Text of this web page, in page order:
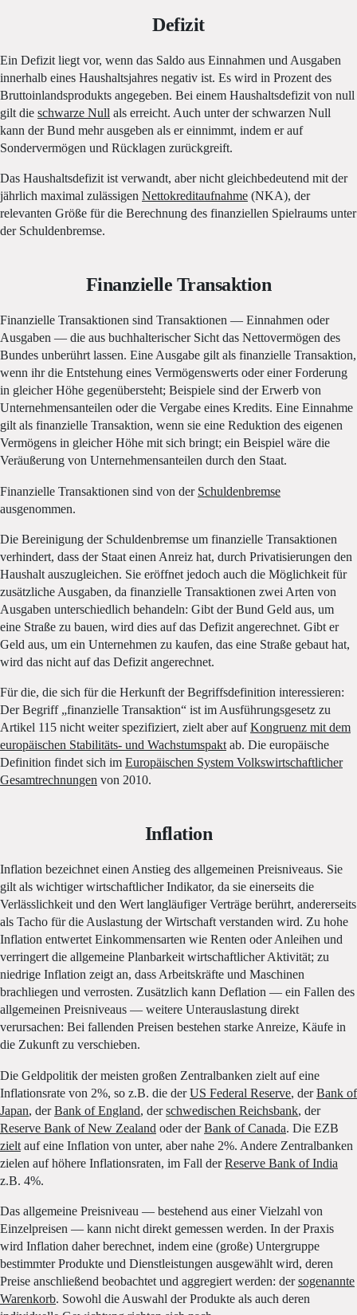
Defizit
Ein Defizit liegt vor, wenn das Saldo aus Einnahmen und Ausgaben
innerhalb eines Haushaltsjahres negativ ist. Es wird in Prozent des
Bruttoinlandsprodukts angegeben. Bei einem Haushaltsdefizit von null
gilt die schwarze Null als erreicht. Auch unter der schwarzen Null
kann der Bund mehr ausgeben als er einnimmt, indem er auf
Sondervermögen und Rücklagen zurückgreift.
Das Haushaltsdefizit ist verwandt, aber nicht gleichbedeutend mit der
jährlich maximal zulässigen Nettokreditaufnahme (NKA), der
relevanten Größe für die Berechnung des finanziellen Spielraums unter
der Schuldenbremse.
Finanzielle Transaktion
Finanzielle Transaktionen sind Transaktionen — Einnahmen oder
Ausgaben — die aus buchhalterischer Sicht das Nettovermögen des
Bundes unberührt lassen. Eine Ausgabe gilt als finanzielle Transaktion,
wenn ihr die Entstehung eines Vermögenswerts oder einer Forderung
in gleicher Höhe gegenübersteht; Beispiele sind der Erwerb von
Unternehmensanteilen oder die Vergabe eines Kredits. Eine Einnahme
gilt als finanzielle Transaktion, wenn sie eine Reduktion des eigenen
Vermögens in gleicher Höhe mit sich bringt; ein Beispiel wäre die
Veräußerung von Unternehmensanteilen durch den Staat.
Finanzielle Transaktionen sind von der Schuldenbremse
ausgenommen.
Die Bereinigung der Schuldenbremse um finanzielle Transaktionen
verhindert, dass der Staat einen Anreiz hat, durch Privatisierungen den
Haushalt auszugleichen. Sie eröffnet jedoch auch die Möglichkeit für
zusätzliche Ausgaben, da finanzielle Transaktionen zwei Arten von
Ausgaben unterschiedlich behandeln: Gibt der Bund Geld aus, um
eine Straße zu bauen, wird dies auf das Defizit angerechnet. Gibt er
Geld aus, um ein Unternehmen zu kaufen, das eine Straße gebaut hat,
wird das nicht auf das Defizit angerechnet.
Für die, die sich für die Herkunft der Begriffsdefinition interessieren:
Der Begriff „finanzielle Transaktion“ ist im Ausführungsgesetz zu
Artikel 115 nicht weiter spezifiziert, zielt aber aufKongruenz mit dem
europäischen Stabilitäts- und Wachstumspaktab. Die europäische
Definition findet sich im Europäischen System Volkswirtschaftlicher
Gesamtrechnungen von 2010.
Inflation
Inflation bezeichnet einen Anstieg des allgemeinen Preisniveaus. Sie
gilt als wichtiger wirtschaftlicher Indikator, da sie einerseits die
Verlässlichkeit und den Wert langläufiger Verträge berührt, andererseits
als Tacho für die Auslastung der Wirtschaft verstanden wird. Zu hohe
Inflation entwertet Einkommensarten wie Renten oder Anleihen und
verringert die allgemeine Planbarkeit wirtschaftlicher Aktivität; zu
niedrige Inflation zeigt an, dass Arbeitskräfte und Maschinen
brachliegen und verrosten. Zusätzlich kann Deflation — ein Fallen des
allgemeinen Preisniveaus — weitere Unterauslastung direkt
verursachen: Bei fallenden Preisen bestehen starke Anreize, Käufe in
die Zukunft zu verschieben.
Die Geldpolitik der meisten großen Zentralbanken zielt auf eine
Inflationsrate von 2%, so z.B. die derUS Federal Reserve, derBank of
Japan, derBank of England, derschwedischen Reichsbank, der
Reserve Bank of New Zealand oder derBank of Canada. Die EZB
zielt auf eine Inflation von unter, aber nahe 2%. Andere Zentralbanken
zielen auf höhere Inflationsraten, im Fall derReserve Bank of India
z.B. 4%.
Das allgemeine Preisniveau — bestehend aus einer Vielzahl von
Einzelpreisen — kann nicht direkt gemessen werden. In der Praxis
wird Inflation daher berechnet, indem eine (große) Untergruppe
bestimmter Produkte und Dienstleistungen ausgewählt wird, deren
Preise anschließend beobachtet und aggregiert werden: dersogenannte
Warenkorb. Sowohl die Auswahl der Produkte als auch deren